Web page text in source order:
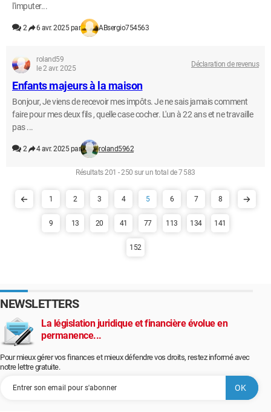
l'imputer...
2 6 avr. 2025 par ABsergio754563
roland59
le 2 avr. 2025
Déclaration de revenus
Enfants majeurs à la maison
Bonjour, Je viens de recevoir mes impôts. Je ne sais jamais comment
faire pour mes deux fils , quelle case cocher. L'un à 22 ans et ne travaille
pas ...
2 4 avr. 2025 par roland5962
Résultats 201 - 250 sur un total de 7 583
1 2 3 4 5 6 7 8
9 13 20 41 77 113 134 141
152
NEWSLETTERS
La législation juridique et financière évolue en
permanence...
Pour mieux gérer vos finances et mieux défendre vos droits, restez informé avec
notre lettre gratuite.